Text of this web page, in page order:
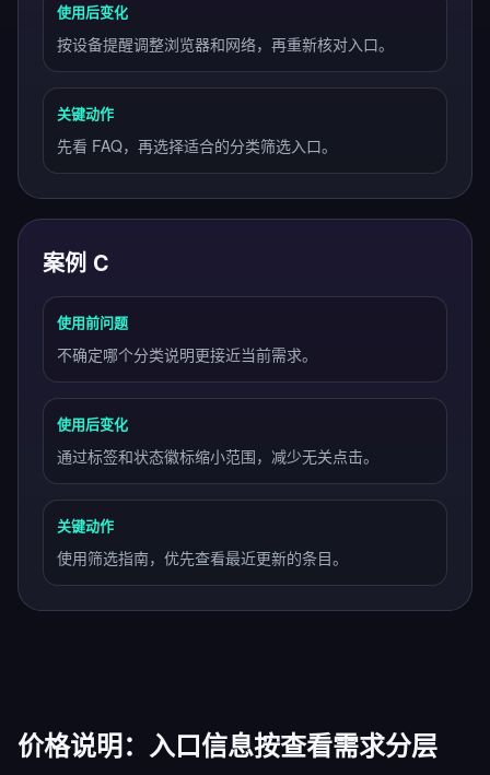
使用后变化
按设备提醒调整浏览器和网络，再重新核对入口。
关键动作
先看 FAQ，再选择适合的分类筛选入口。
案例 C
使用前问题
不确定哪个分类说明更接近当前需求。
使用后变化
通过标签和状态徽标缩小范围，减少无关点击。
关键动作
使用筛选指南，优先查看最近更新的条目。
价格说明：入口信息按查看需求分层